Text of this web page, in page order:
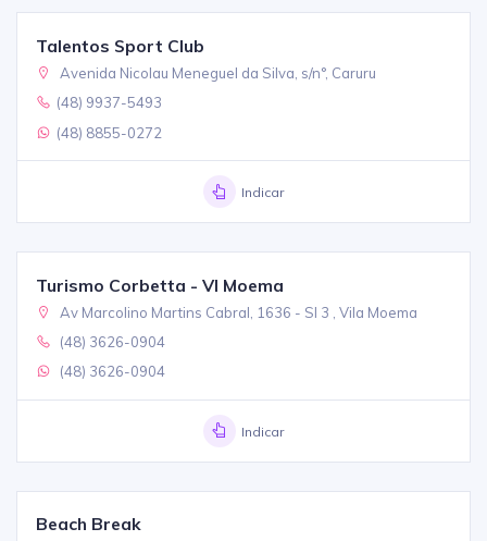
Talentos Sport Club
Avenida Nicolau Meneguel da Silva, s/n°, Caruru
(48) 9937-5493
(48) 8855-0272
Indicar
Turismo Corbetta - Vl Moema
Av Marcolino Martins Cabral, 1636 - Sl 3 , Vila Moema
(48) 3626-0904
(48) 3626-0904
Indicar
Beach Break